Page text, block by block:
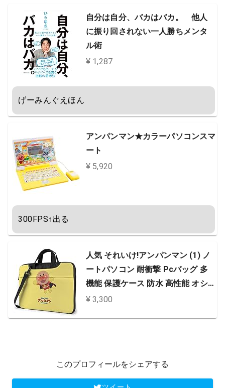
自分は自分、バカはバカ。 他人
に振り回されない一人勝ちメンタ
ル術
¥ 1,287
げーみんぐえほん
アンパンマン★カラーパソコンスマ
ート
¥ 5,920
300FPS↑出る
人気 それいけ!アンパンマン (1) ノ
ートパソコン 耐衝撃 Pcバッグ 多
機能 保護ケース 防水 高性能 オシ
ャレ 軽量＆持ち運び便利 ビジネス
¥ 3,300
このプロフィールをシェアする